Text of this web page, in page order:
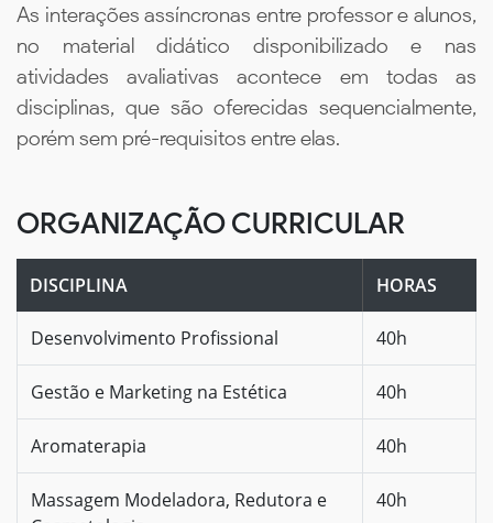
As interações assíncronas entre professor e alunos,
no material didático disponibilizado e nas
atividades avaliativas acontece em todas as
disciplinas, que são oferecidas sequencialmente,
porém sem pré-requisitos entre elas.
ORGANIZAÇÃO CURRICULAR
DISCIPLINA HORAS
Desenvolvimento Profissional 40h
Gestão e Marketing na Estética 40h
Aromaterapia 40h
Massagem Modeladora, Redutora e
40h